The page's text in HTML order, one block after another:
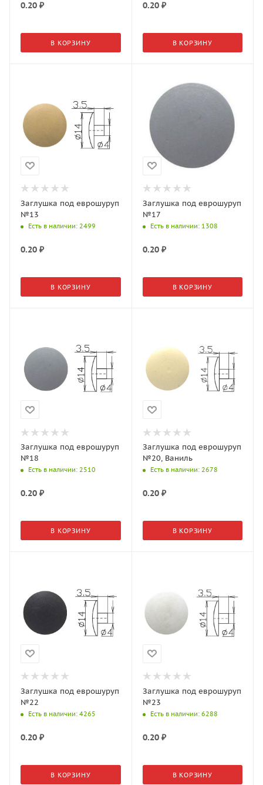
0.20 ₽
В КОРЗИНУ
0.20₽
В КОРЗИНУ
Заглушка под еврошуруп
№13
Есть в наличии: 2499
0.20 ₽
В КОРЗИНУ
Заглушка под еврошуруп
№17
Есть в наличии: 1308
0.20₽
В КОРЗИНУ
Заглушка под еврошуруп
№18
Есть в наличии: 2510
0.20 ₽
В КОРЗИНУ
Заглушка под еврошуруп
№20, Ваниль
Есть в наличии: 2678
0.20₽
В КОРЗИНУ
Заглушка под еврошуруп
№22
Есть в наличии: 4265
0.20 ₽
В КОРЗИНУ
Заглушка под еврошуруп
№23
Есть в наличии: 6288
0.20₽
В КОРЗИНУ